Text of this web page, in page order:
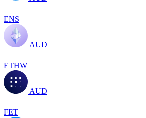
ENS
AUD
ETHW
AUD
FET